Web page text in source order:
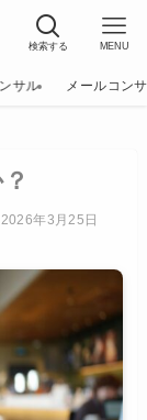
検索する MENU
サル メールコン
2026年3月25日